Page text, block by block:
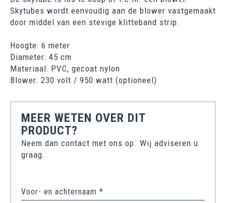
Skytubes wordt eenvoudig aan de blower vastgemaakt
door middel van een stevige klitteband strip.
Hoogte: 6 meter
Diameter: 45 cm
Materiaal: PVC, gecoat nylon
Blower: 230 volt / 950 watt (optioneel)
MEER WETEN OVER DIT
PRODUCT?
Neem dan contact met ons op. Wij adviseren u
graag.
Voor- en achternaam *